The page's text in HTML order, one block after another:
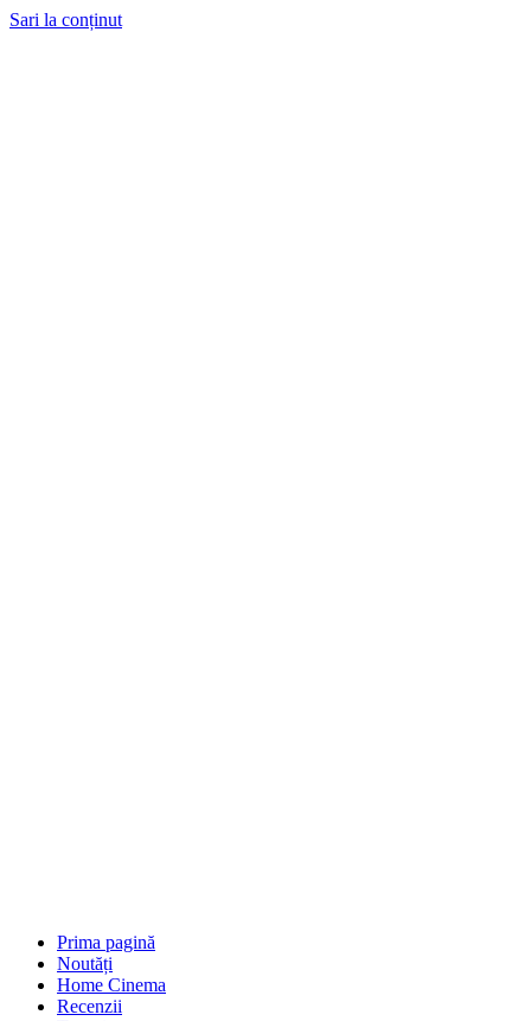
Sari la conținut
Prima pagină
Noutăți
Home Cinema
Recenzii